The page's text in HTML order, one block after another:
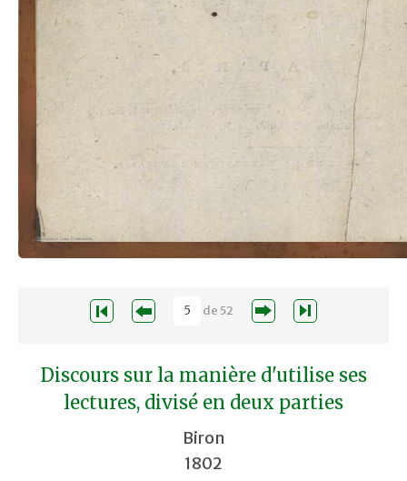
de 52
Discours sur la manière d'utilise ses
lectures, divisé en deux parties
Biron
1802